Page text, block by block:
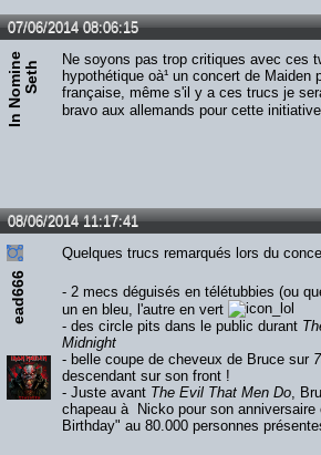
07/06/2014 08:06:15
I
n
N
o
m
in
e
S
e
th
Ne soyons pas trop critiques avec ces
hypothétique oà¹ un concert de Maiden
française, même s'il y a ces trucs je
bravo aux allemands pour cette
08/06/2014 11:17:41
ead666
Quelques trucs remarqués lors du
- 2 mecs déguisés en télétubbies (ou
un en bleu, l'autre en vert
- des circle pits dans le public durant
Midnight
- belle coupe de cheveux de Bruce sur
descendant sur son front !
- Juste avant The Evil That Men Do ,
chapeau à Nicko pour son
Birthday" au 80.000 personnes